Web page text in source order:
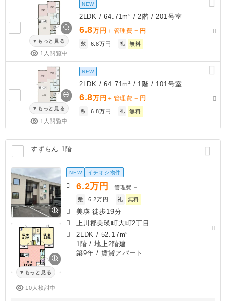
もっと見る
1人閲覧中
NEW
2LDK / 64.71m² / 2階 / 201号室
6.8万円 ＋管理費 － 円
敷 6.8万円 礼 無料
もっと見る
1人閲覧中
NEW
2LDK / 64.71m² / 1階 / 101号室
6.8万円 ＋管理費 － 円
敷 6.8万円 礼 無料
すずらん 1階
もっと見る
10人検討中
NEW イチオシ物件
6.2万円 管理費 －
敷
6.2万円 礼 無料
美瑛 徒歩19分
上川郡美瑛町大町2丁目
2LDK / 52.17m²
1階 / 地上2階建
築9年 / 賃貸アパート